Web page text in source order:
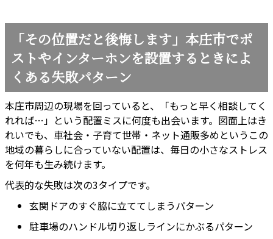
「その位置だと後悔します」本庄市でポ
ストやインターホンを設置するときによ
くある失敗パターン
本庄市周辺の現場を回っていると、「もっと早く相談してく
れれば…」という配置ミスに何度も出会います。図面上はき
れいでも、車社会・子育て世帯・ネット通販多めというこの
地域の暮らしに合っていない配置は、毎日の小さなストレス
を何年も生み続けます。
代表的な失敗は次の3タイプです。
玄関ドアのすぐ脇に立ててしまうパターン
駐車場のハンドル切り返しラインにかぶるパターン